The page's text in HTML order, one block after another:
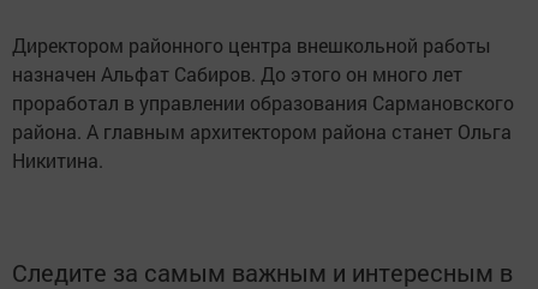
Директором районного центра внешкольной работы
назначен Альфат Сабиров. До этого он много лет
проработал в управлении образования Сармановского
района. А главным архитектором района станет Ольга
Никитина.
Следите за самым важным и интересным в